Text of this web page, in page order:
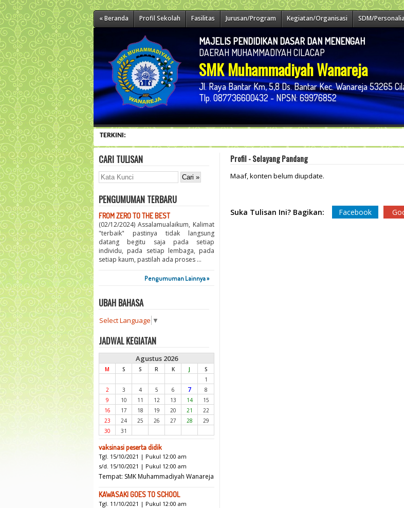
« Beranda Profil Sekolah Fasilitas Jurusan/Program Kegiatan/Organisasi SDM/Personalia
MAJELIS PENDIDIKAN DASAR DAN MENENGAH
DAERAH MUHAMMADIYAH CILACAP
SMK Muhammadiyah Wanareja
Jl. Raya Bantar Km, 5,8 Ds. Bantar Kec. Wanareja 53265
Tlp. 087736600432 - NPSN: 69976852
TERKINI:
CARI TULISAN
PENGUMUMAN TERBARU
FROM ZERO TO THE BEST
(02/12/2024) Assalamualaikum, Kalimat
"terbaik" pastinya tidak langsung
datang begitu saja pada setiap
individu, pada setiap lembaga, pada
setiap kaum, pastilah ada proses ...
Pengumuman Lainnya »
UBAH BAHASA
Select Language ▼
JADWAL KEGIATAN
Agustus 2026
M S S R K J
S
1
2
3 4 5 6 7
8
9
10 11 12 13 14
15
16
17 18 19 20 21
22
23
24 25 26 27 28
29
30
31
vaksinasi peserta didik
Tgl. 15/10/2021 | Pukul 12:00 am
s/d. 15/10/2021 | Pukul 12:00 am
Tempat: SMK Muhammadiyah Wanareja
KAWASAKI GOES TO SCHOOL
Tgl. 11/10/2021 | Pukul 12:00 am
Profil - Selayang Pandang
Maaf, konten belum diupdate.
Suka Tulisan Ini? Bagikan: Facebook